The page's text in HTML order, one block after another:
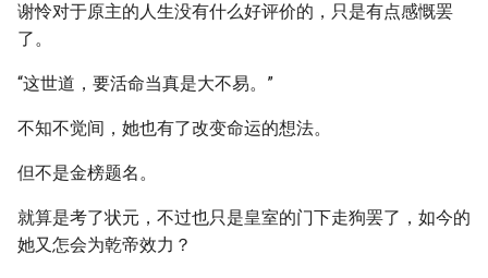
谢怜对于原主的人生没有什么好评价的，只是有点感慨罢
了。
“这世道，要活命当真是大不易。”
不知不觉间，她也有了改变命运的想法。
但不是金榜题名。
就算是考了状元，不过也只是皇室的门下走狗罢了，如今的
她又怎会为乾帝效力？